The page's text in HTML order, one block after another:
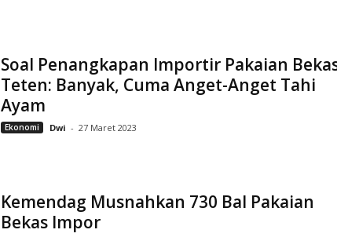
Soal Penangkapan Importir Pakaian
Teten: Banyak, Cuma Anget-Anget Tahi
Ayam
Ekonomi Dwi - 27 Maret 2023
Kemendag Musnahkan 730 Bal Pakaian
Bekas Impor